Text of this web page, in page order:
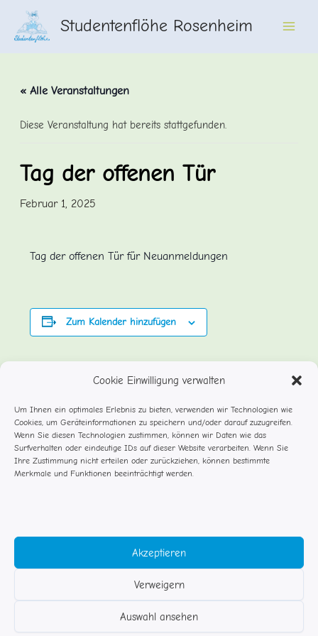
Cookie Einwilligung verwalten
Um Ihnen ein optimales Erlebnis zu bieten, verwenden wir Technologien wie
Cookies, um Geräteinformationen zu speichern und/oder darauf zuzugreifen.
Wenn Sie diesen Technologien zustimmen, können wir Daten wie das
Surfverhalten oder eindeutige IDs auf dieser Website verarbeiten. Wenn Sie
Ihre Zustimmung nicht erteilen oder zurückziehen, können bestimmte
Merkmale und Funktionen beeinträchtigt werden.
Akzeptieren
Verweigern
Auswahl ansehen
Inhalt
springen
Studentenflöhe Rosenheim
« Alle Veranstaltungen
Diese Veranstaltung hat bereits stattgefunden.
Tag der offenen Tür
Februar 1, 2025
Tag der offenen Tür für Neuanmeldungen
Zum Kalender hinzufügen
Februar 1, 2025
Veranstaltungskategorie:
Feste
© Studentenflöhe Rosenheim
Impressum DSGVO
Kontakt